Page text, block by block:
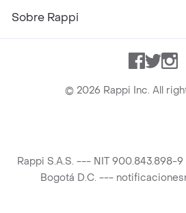
Sobre Rappi
Facebook
Twitter
© 2026 Rappi Inc. All
Rappi S.A.S. --- NIT 900.843.898-
Bogotá D.C. ---